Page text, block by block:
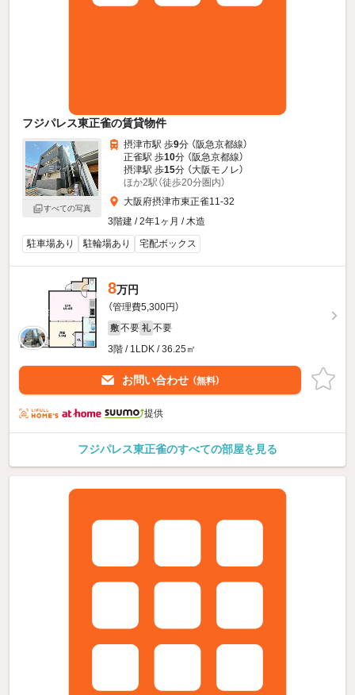
フジパレス東正雀の賃貸物件
すべての写真
摂津市駅 歩9分 （阪急京都線）
正雀駅 歩10分 （阪急京都線）
摂津駅 歩15分 （大阪モノレ）
ほか2駅（徒歩20分圏内）
大阪府摂津市東正雀11-32
3階建 / 2年1ヶ月 / 木造
駐車場あり
駐輪場あり 宅配ボックス
8万円
（管理費5,300円）
敷 不要 礼 不要
3階 / 1LDK / 36.25㎡
お問い合わせ （無料）
提供
フジパレス東正雀のすべての部屋を見る